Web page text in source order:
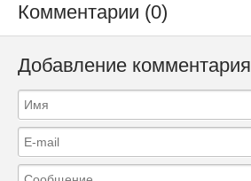
Комментарии (0)
Добавление комментария